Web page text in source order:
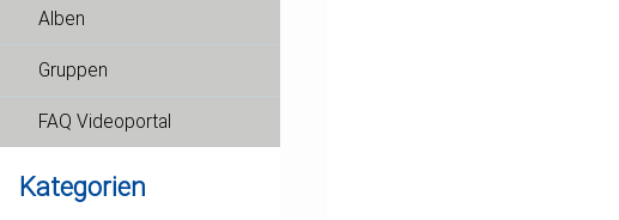
Alben
Gruppen
FAQ Videoportal
Kategorien